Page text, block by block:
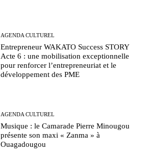
AGENDA CULTUREL
Entrepreneur WAKATO Success STORY
Acte 6 : une mobilisation exceptionnelle
pour renforcer l’entrepreneuriat et le
développement des PME
AGENDA CULTUREL
Musique : le Camarade Pierre Minougou
présente son maxi « Zanma » à
Ouagadougou